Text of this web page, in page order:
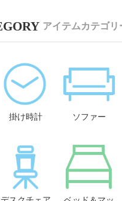
アイテムカテゴリ
掛け時計 ソファー